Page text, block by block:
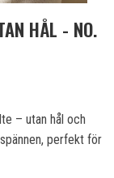
HÅL - NO.
– utan hål och
perfekt för